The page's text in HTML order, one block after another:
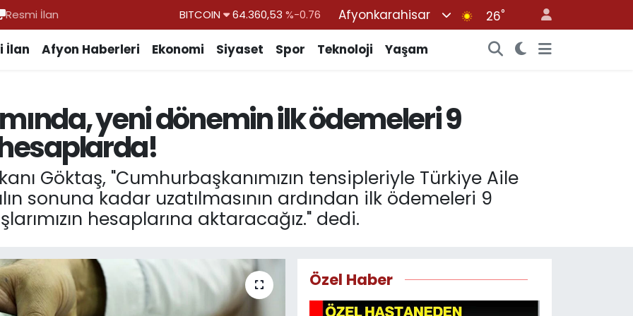
Resmi İlan DOLAR 47,7069 %0.17
BİST100
13.887
%64
Afyonkarahisar 26°
İlan Afyon Haberleri Ekonomi Siyaset Spor Teknoloji Yaşam
yeni dönemin ilk ödemeleri 9
Göktaş, "Cumhurbaşkanımızın tensipleriyle Türkiye Aile
sonuna kadar uzatılmasının ardından ilk ödemeleri 9
hesaplarına aktaracağız." dedi.
Özel Haber